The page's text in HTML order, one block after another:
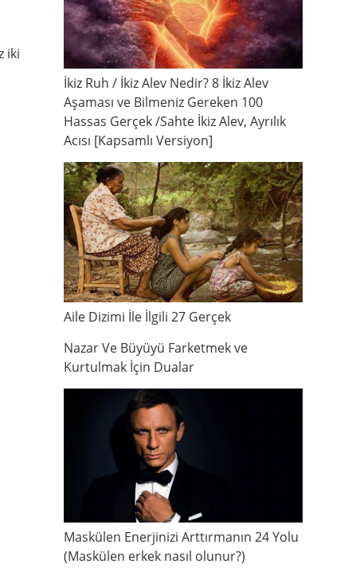
iki
İkiz Ruh / İkiz Alev Nedir? 8 İkiz Alev
Aşaması ve Bilmeniz Gereken 100
Hassas Gerçek /Sahte İkiz Alev, Ayrılık
Acısı [Kapsamlı Versiyon]
Aile Dizimi İle İlgili 27 Gerçek
Nazar Ve Büyüyü Farketmek ve
Kurtulmak İçin Dualar
Maskülen Enerjinizi Arttırmanın 24 Yolu
(Maskülen erkek nasıl olunur?)